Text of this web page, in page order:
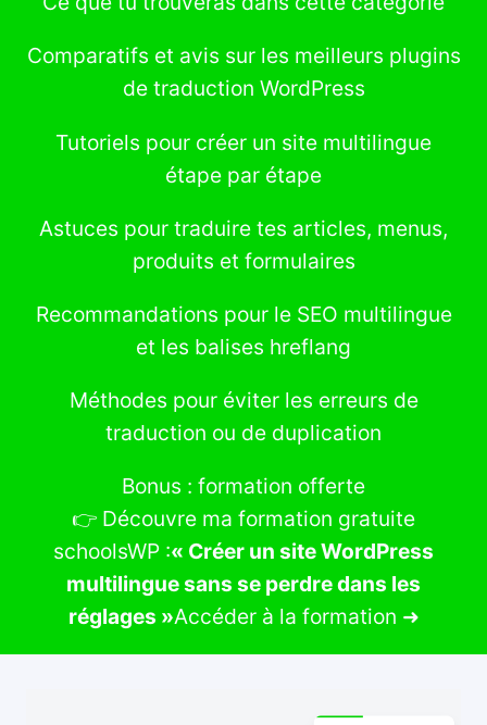
Comparatifs et avis sur les meilleurs plugins
de traduction WordPress
Tutoriels pour créer un site multilingue
étape par étape
Astuces pour traduire tes articles, menus,
produits et formulaires
Recommandations pour le SEO multilingue
et les balises hreflang
Méthodes pour éviter les erreurs de
traduction ou de duplication
Bonus : formation offerte
👉 Découvre ma formation gratuite
schoolsWP :« Créer un site WordPress
multilingue sans se perdre dans les
réglages »Accéder à la formation ➜